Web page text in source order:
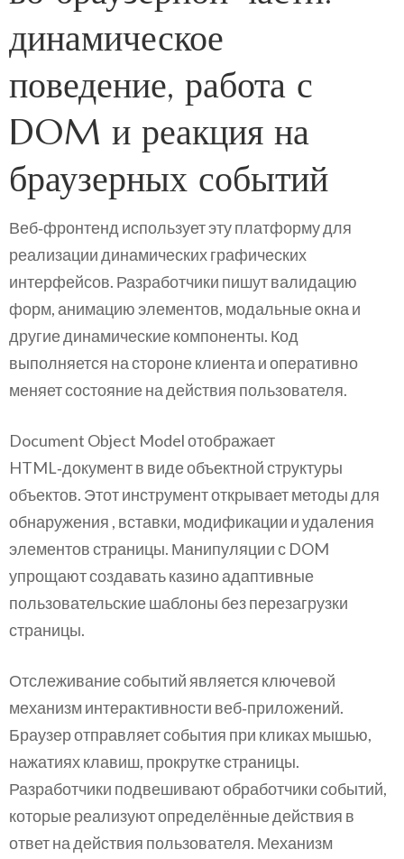
динамическое
поведение, работа с
DOM и реакция на
браузерных событий
Веб‑фронтенд использует эту платформу для
реализации динамических графических
интерфейсов. Разработчики пишут валидацию
форм, анимацию элементов, модальные окна и
другие динамические компоненты. Код
выполняется на стороне клиента и оперативно
меняет состояние на действия пользователя.
Document Object Model отображает
HTML‑документ в виде объектной структуры
объектов. Этот инструмент открывает методы для
обнаружения , вставки, модификации и удаления
элементов страницы. Манипуляции с DOM
упрощают создавать казино адаптивные
пользовательские шаблоны без перезагрузки
страницы.
Отслеживание событий является ключевой
механизм интерактивности веб‑приложений.
Браузер отправляет события при кликах мышью,
нажатиях клавиш, прокрутке страницы.
Разработчики подвешивают обработчики событий,
которые реализуют определённые действия в
ответ на действия пользователя. Механизм